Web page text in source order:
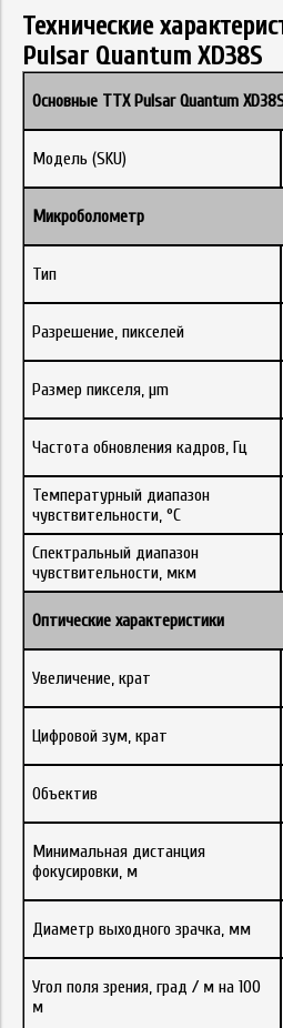
Технические
Pulsar Quantum XD38S
Основные ТТХ Pulsar Quantum
Модель (SKU)
Микроболометр
Тип
Разрешение, пикселей
Размер пикселя, µm
Частота обновления кадров, Гц
Температурный диапазон
чувствительности, °C
Спектральный диапазон
чувствительности, мкм
Оптические характеристики
Увеличение, крат
Цифровой зум, крат
Объектив
Минимальная дистанция
фокусировки, м
Диаметр выходного зрачка, мм
Угол поля зрения, град / м на 100
м